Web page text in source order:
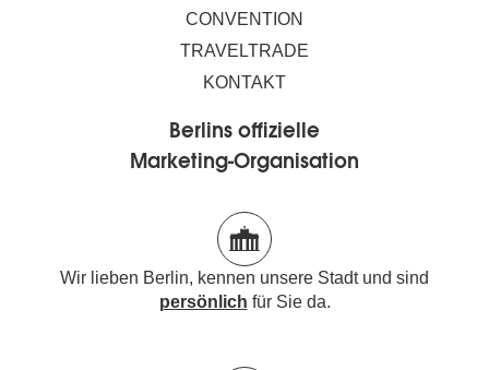
CONVENTION
TRAVELTRADE
KONTAKT
Berlins offizielle
Marketing-Organisation
Wir lieben Berlin, kennen unsere Stadt und sind
persönlich für Sie da.